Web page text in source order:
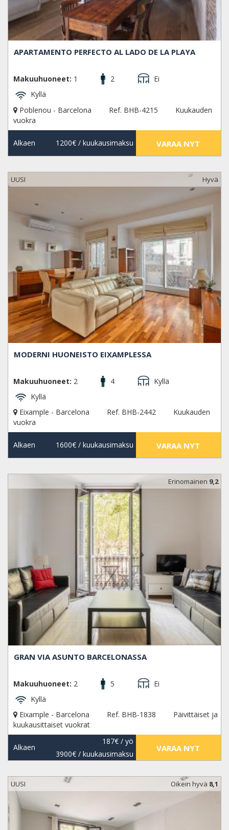
APARTAMENTO PERFECTO AL LADO DE LA PLAYA
Makuuhuoneet: 1 2
Ei
Kyllä
Poblenou - Barcelona
Ref. BHB-4215
Kuukauden
vuokra
Alkaen 1200€/ kuukausimaksu VARAA NYT
UUSI Hyvä
MODERNI HUONEISTO EIXAMPLESSA
Makuuhuoneet: 2 4
Kyllä
Kyllä
Eixample - Barcelona
Ref. BHB-2442
Kuukauden
vuokra
Alkaen 1600€/ kuukausimaksu VARAA NYT
Erinomainen 9,2
GRAN VIA ASUNTO BARCELONASSA
Makuuhuoneet: 2 5
Ei
Kyllä
Eixample - Barcelona
Ref. BHB-1838
Päivittäiset ja
kuukausittaiset vuokrat
Alkaen
187€/ yö
3900€/ kuukausimaksu
VARAA NYT
UUSI Oikein hyvä 8,1